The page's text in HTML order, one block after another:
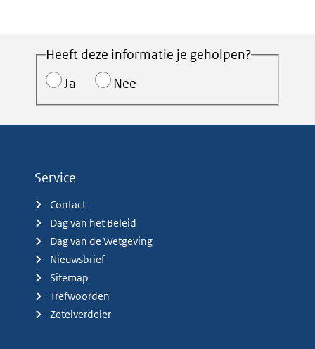
Heeft deze informatie je geholpen?
Ja
Nee
Service
Contact
Dag van het Beleid
Dag van de Wetgeving
Nieuwsbrief
Sitemap
Trefwoorden
Zetelverdeler